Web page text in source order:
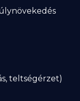
teltségérzet)